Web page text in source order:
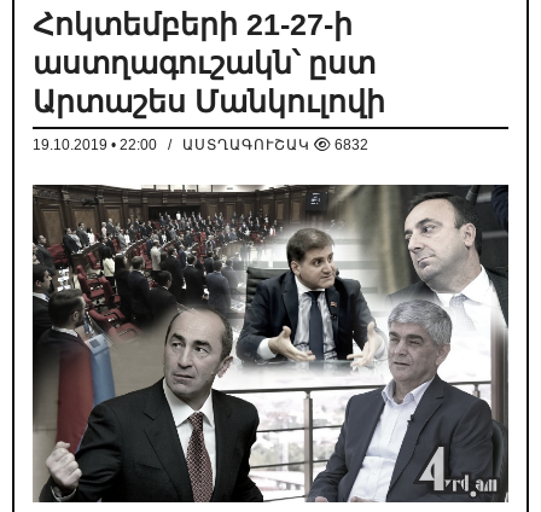
Հոկտեմբերի 21-27-ի
աստղագուշակն՝ ըստ
Արտաշես Մանկուլովի
19.10.2019 • 22:00 / ԱՍՏՂԱԳՈՒՇԱԿ 6832